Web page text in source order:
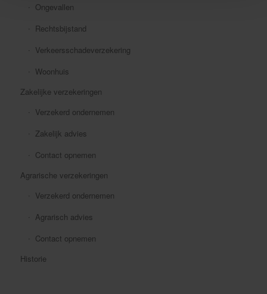
Ongevallen
Rechtsbijstand
Verkeersschadeverzekering
Woonhuis
Zakelijke verzekeringen
Verzekerd ondernemen
Zakelijk advies
Contact opnemen
Agrarische verzekeringen
Verzekerd ondernemen
Agrarisch advies
Contact opnemen
Historie